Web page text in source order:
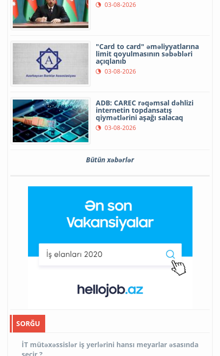
03-08-2026
"Card to card" əməliyyatlarına
limit qoyulmasının səbəbləri
açıqlanıb
03-08-2026
ADB: CAREC rəqəmsal dəhlizi
internetin topdansatış
qiymətlərini aşağı salacaq
03-08-2026
Bütün xəbərlər
SORĞU
İT mütəxəssislər iş yerlərini hansı meyarlar əsasında